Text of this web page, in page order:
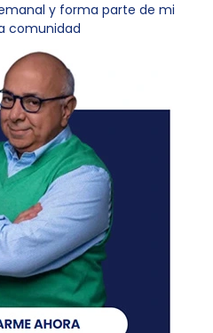
y forma parte de mi
comunidad